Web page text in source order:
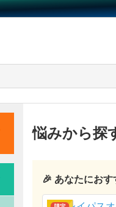
悩みから探
🎉 あなたにお